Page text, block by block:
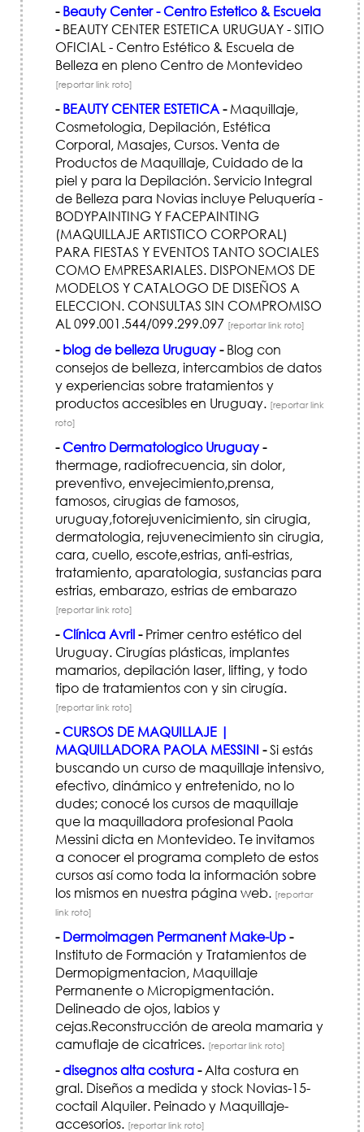
- Beauty Center - Centro Estetico & Escuela
-BEAUTY CENTER ESTETICA URUGUAY - SITIO
OFICIAL - Centro Estético & Escuela de
Belleza en pleno Centro de Montevideo
[reportar link roto]
- BEAUTY CENTER ESTETICA-Maquillaje,
Cosmetologia, Depilación, Estética
Corporal, Masajes, Cursos. Venta de
Productos de Maquillaje, Cuidado de la
piel y para la Depilación. Servicio Integral
de Belleza para Novias incluye Peluquería -
BODYPAINTING Y FACEPAINTING
(MAQUILLAJE ARTISTICO CORPORAL)
PARA FIESTAS Y EVENTOS TANTO SOCIALES
COMO EMPRESARIALES. DISPONEMOS DE
MODELOS Y CATALOGO DE DISEÑOS A
ELECCION. CONSULTAS SIN COMPROMISO
AL 099.001.544/099.299.097 [reportar link roto]
- blog de belleza Uruguay-Blog con
consejos de belleza, intercambios de datos
y experiencias sobre tratamientos y
productos accesibles en Uruguay. [reportar link
roto]
-Centro Dermatologico Uruguay-
thermage, radiofrecuencia, sin dolor,
preventivo, envejecimiento,prensa,
famosos, cirugias de famosos,
uruguay,fotorejuvenicimiento, sin cirugia,
dermatologia, rejuvenecimiento sin cirugia,
cara, cuello, escote,estrias, anti-estrias,
tratamiento, aparatologia, sustancias para
estrias, embarazo, estrias de embarazo
[reportar link roto]
-Clínica Avril-Primer centro estético del
Uruguay. Cirugías plásticas, implantes
mamarios, depilación laser, lifting, y todo
tipo de tratamientos con y sin cirugía.
[reportar link roto]
-CURSOS DE MAQUILLAJE |
MAQUILLADORA PAOLA MESSINI -Si estás
buscando un curso de maquillaje intensivo,
efectivo, dinámico y entretenido, no lo
dudes; conocé los cursos de maquillaje
que la maquilladora profesional Paola
Messini dicta en Montevideo. Te invitamos
a conocer el programa completo de estos
cursos así como toda la información sobre
los mismos en nuestra página web. [reportar
link roto]
- Dermoimagen Permanent Make-Up-
Instituto de Formación y Tratamientos de
Dermopigmentacion, Maquillaje
Permanente o Micropigmentación.
Delineado de ojos, labios y
cejas.Reconstrucción de areola mamaria y
camuflaje de cicatrices. [reportar link roto]
-disegnos alta costura-Alta costura en
gral. Diseños a medida y stock Novias-15-
coctail Alquiler. Peinado y Maquillaje-
accesorios. [reportar link roto]